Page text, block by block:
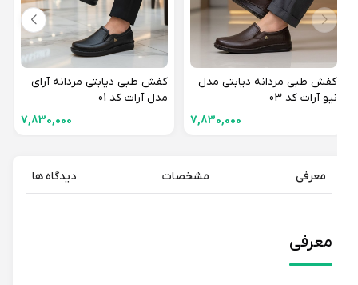
کفش طبی مردانه دیابتی مدل
نیو آرات کد 03
7,830,000
کفش طبی دیابتی مردانه آرای
مدل آرات کد 01
7,830,000
معرفی مشخصات دیدگاه ها
معرفی